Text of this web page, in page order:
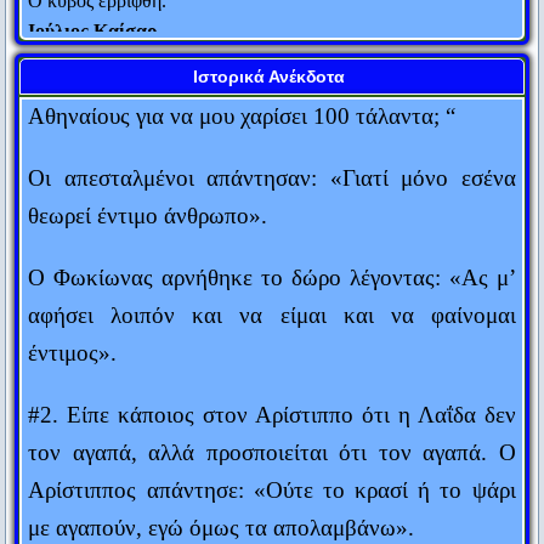
Ιούλιος Καίσαρ
Η εμπειρία είναι μια χτένα που σου δίνει η ζωή αφού όμως
έχεις χάσει τα μαλλιά σου.
Judith Stern
Πενία τέχνας κατεργάζεται.
Θεόκριτος
Λάο Τσε
ανθρώπων... Αν και για το σύμπαν, έχω αρχίσει τελευταία να
Άλμπερτ Αϊνστάιν
μόνο μια σελίδα του.
Αγ. Αυγουστίνος
Ιστορικά Ανέκδοτα
ανθρώπους που του έφεραν το μεγάλο αυτό ποσό:
“Γιατί ο Αλέξανδρος διάλεξε εμένα απ’ όλους τους
Αθηναίους για να μου χαρίσει 100 τάλαντα; “
Οι απεσταλμένοι απάντησαν: «Γιατί μόνο εσένα
θεωρεί έντιμο άνθρωπο».
Ο Φωκίωνας αρνήθηκε το δώρο λέγοντας: «Ας μ’
αφήσει λοιπόν και να είμαι και να φαίνομαι
έντιμος».
#2. Είπε κάποιος στον Αρίστιππο ότι η Λαΐδα δεν
τον αγαπά, αλλά προσποιείται ότι τον αγαπά. Ο
Αρίστιππος απάντησε: «Ούτε το κρασί ή το ψάρι
με αγαπούν, εγώ όμως τα απολαμβάνω».